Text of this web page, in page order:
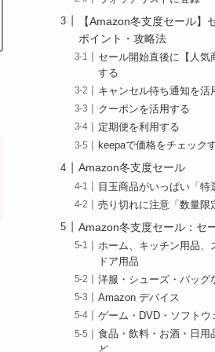
【Amazon冬支度セール】
ポイント・攻略法
セール開始直後に【人気
する
キャンセル待ち通知を活
クーポンを活用する
定期便を利用する
keepaで価格をチェック
Amazon冬支度セール
目玉商品がいっぱい「特
売り切れに注意「数量限
Amazon冬支度セール：セ
ホーム、キッチン用品、
ドア用品
洋服・シューズ・バッグ
Amazon デバイス
ゲーム・DVD・ソフトウ
食品・飲料・お酒・日用